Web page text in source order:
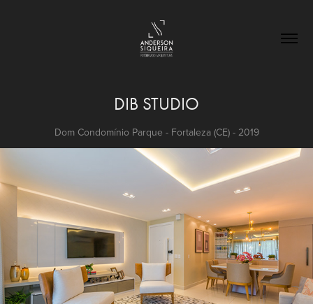
DIB STUDIO
Dom Condomínio Parque - Fortaleza (CE) - 2019